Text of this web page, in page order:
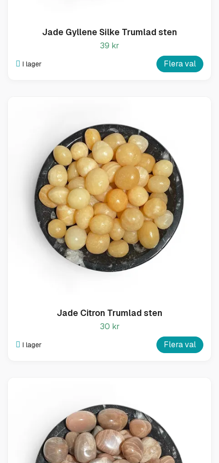
Jade Gyllene Silke Trumlad sten
39 kr
I lager Flera val
Jade Citron Trumlad sten
30 kr
I lager Flera val